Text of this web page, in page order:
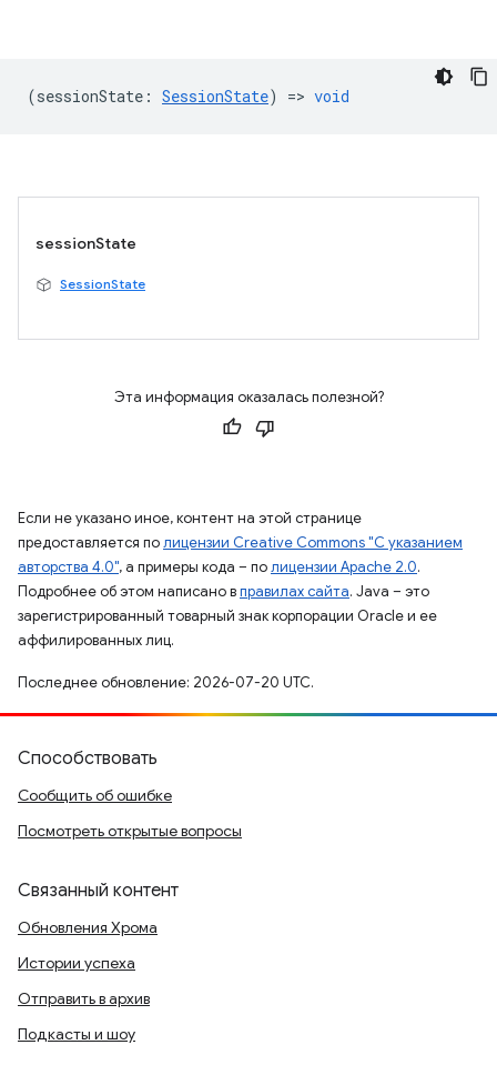
(sessionState : SessionState) => void
sessionState
SessionState
Эта информация оказалась полезной?
Если не указано иное, контент на этой странице
предоставляется полицензии Creative Commons "С указанием
авторства 4.0", а примеры кода – полицензии Apache 2.0.
Подробнее об этом написано вправилах сайта. Java – это
зарегистрированный товарный знак корпорации Oracle и ее
аффилированных лиц.
Последнее обновление: 2026-07-20 UTC.
Способствовать
Сообщить об ошибке
Посмотреть открытые вопросы
Связанный контент
Обновления Хрома
Истории успеха
Отправить в архив
Подкасты и шоу